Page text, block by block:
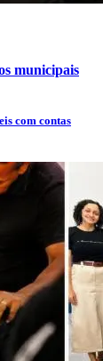
municipais
com contas